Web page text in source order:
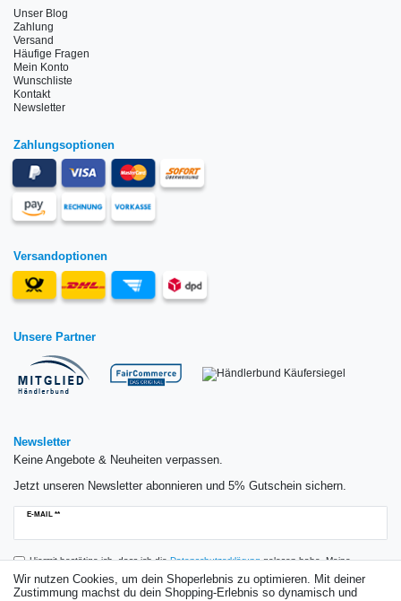
Unser Blog
Zahlung
Versand
Häufige Fragen
Mein Konto
Wunschliste
Kontakt
Newsletter
Zahlungsoptionen
Versandoptionen
Unsere Partner
Newsletter
Keine Angebote & Neuheiten verpassen.
Jetzt unseren Newsletter abonnieren und 5% Gutschein sichern.
E-MAIL **
Newsletter
Hiermit bestätige ich, dass ich dieDaten­schutz­erklärunggelesen habe. Meine
Einwilligung kann ich jederzeit widerrufen.**
Wir nutzen Cookies, um dein Shoperlebnis zu optimieren. Mit deiner
Zustimmung machst du dein Shopping-Erlebnis so dynamisch und